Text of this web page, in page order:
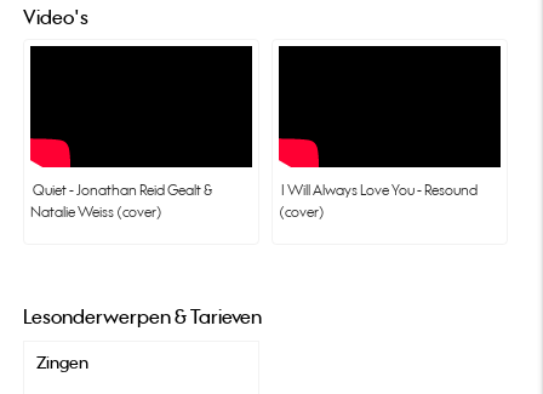
Video's
Quiet - Jonathan Reid Gealt &
Natalie Weiss (cover)
I Will Always Love You - Resound
(cover)
Lesonderwerpen & Tarieven
Zingen